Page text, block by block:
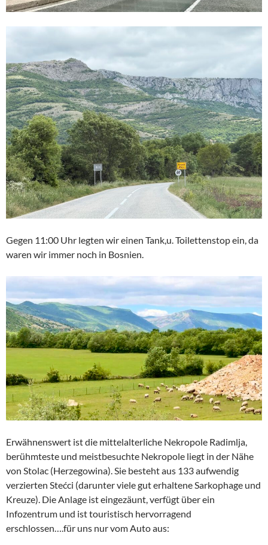
Gegen 11:00 Uhr legten wir einen Tank,u. Toilettenstop ein, da
waren wir immer noch in Bosnien.
Erwähnenswert ist die mittelalterliche Nekropole Radimlja,
berühmteste und meistbesuchte Nekropole liegt in der Nähe
von Stolac (Herzegowina). Sie besteht aus 133 aufwendig
verzierten Stećci (darunter viele gut erhaltene Sarkophage und
Kreuze). Die Anlage ist eingezäunt, verfügt über ein
Infozentrum und ist touristisch hervorragend
erschlossen….für uns nur vom Auto aus: